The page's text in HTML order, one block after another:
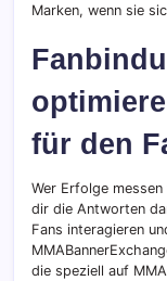
Marken, wenn sie
für den
Wer Erfolge
dir die Antworten
Fans interagieren
die speziell auf